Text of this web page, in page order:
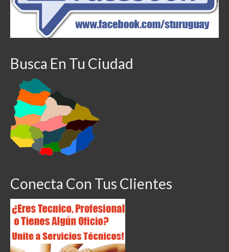
Busca En Tu Ciudad
Conecta Con Tus Clientes